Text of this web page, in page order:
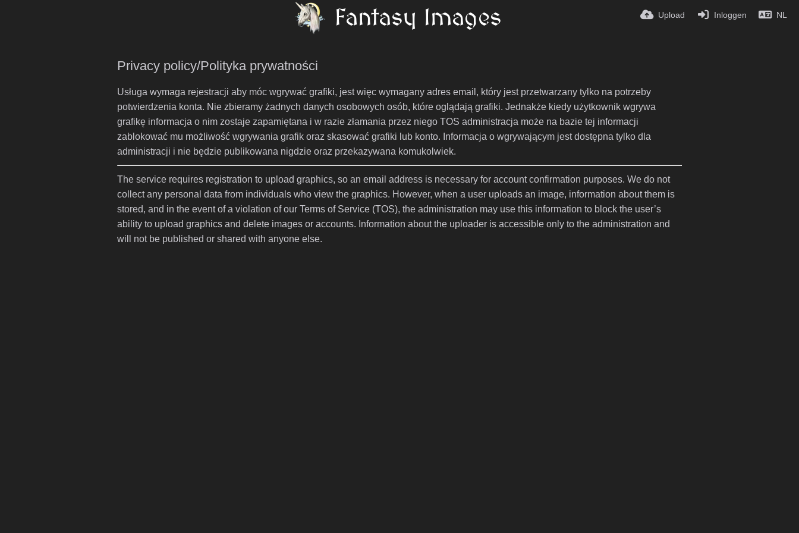
Upload Inloggen NL
Privacy policy/Polityka prywatności
Usługa wymaga rejestracji aby móc wgrywać grafiki, jest więc wymagany adres email, który jest przetwarzany tylko na potrzeby
potwierdzenia konta. Nie zbieramy żadnych danych osobowych osób, które oglądają grafiki. Jednakże kiedy użytkownik wgrywa
grafikę informacja o nim zostaje zapamiętana i w razie złamania przez niego TOS administracja może na bazie tej informacji
zablokować mu możliwość wgrywania grafik oraz skasować grafiki lub konto. Informacja o wgrywającym jest dostępna tylko dla
administracji i nie będzie publikowana nigdzie oraz przekazywana komukolwiek.
The service requires registration to upload graphics, so an email address is necessary for account confirmation purposes. We do not
collect any personal data from individuals who view the graphics. However, when a user uploads an image, information about them is
stored, and in the event of a violation of our Terms of Service (TOS), the administration may use this information to block the user’s
ability to upload graphics and delete images or accounts. Information about the uploader is accessible only to the administration and
will not be published or shared with anyone else.